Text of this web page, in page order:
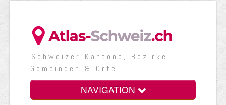
Schweizer Kantone, Bezirke,
Gemeinden & Orte
NAVIGATION